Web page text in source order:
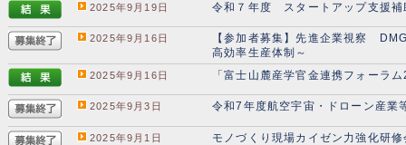
2025年9月19日 令和７年度 スタートアップ支援
2025年9月16日
【参加者募集】先進企業視察
高効率生産体制～
2025年9月16日 「富士山麓産学官金連携フォーラ
2025年9月3日 令和7年度航空宇宙・ドローン産業
2025年9月1日 モノづくり現場カイゼン力強化研